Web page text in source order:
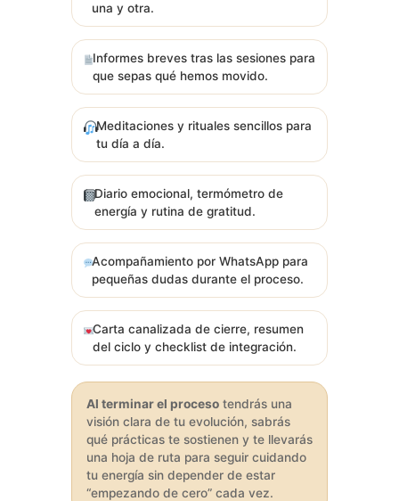
una y otra.
Informes breves tras las sesiones para
que sepas qué hemos movido.
Meditaciones y rituales sencillos para
tu día a día.
Diario emocional, termómetro de
energía y rutina de gratitud.
Acompañamiento por WhatsApp para
pequeñas dudas durante el proceso.
Carta canalizada de cierre, resumen
del ciclo y checklist de integración.
Al terminar el proceso tendrás una
visión clara de tu evolución, sabrás
qué prácticas te sostienen y te llevarás
una hoja de ruta para seguir cuidando
tu energía sin depender de estar
“empezando de cero” cada vez.